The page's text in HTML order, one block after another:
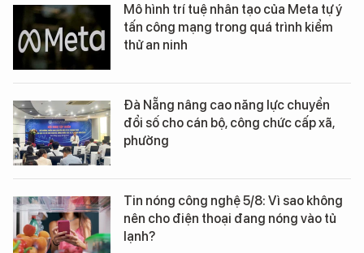
Mô hình trí tuệ nhân tạo của Meta tự ý
tấn công mạng trong quá trình kiểm
thử an ninh
Đà Nẵng nâng cao năng lực chuyển
đổi số cho cán bộ, công chức cấp xã,
phường
Tin nóng công nghệ 5/8: Vì sao không
nên cho điện thoại đang nóng vào tủ
lạnh?